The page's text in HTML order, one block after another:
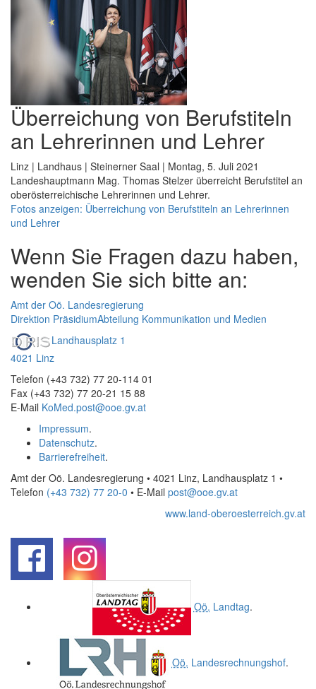
Überreichung von Berufstiteln
an Lehrerinnen und Lehrer
Linz | Landhaus | Steinerner Saal | Montag, 5. Juli 2021
Landeshauptmann Mag. Thomas Stelzer überreicht Berufstitel an
oberösterreichische Lehrerinnen und Lehrer.
Fotos anzeigen: Überreichung von Berufstiteln an Lehrerinnen
und Lehrer
Wenn Sie Fragen dazu haben,
wenden Sie sich bitte an:
Amt der Oö. Landesregierung
Direktion PräsidiumAbteilung Kommunikation und Medien
Landhausplatz 1
4021 Linz
Telefon (+43 732) 77 20-114 01
Fax (+43 732) 77 20-21 15 88
E-Mail KoMed.post@ooe.gv.at
Impressum.
Datenschutz.
Barrierefreiheit.
Amt der Oö. Landesregierung • 4021 Linz, Landhausplatz 1 •
Telefon (+43 732) 77 20-0 • E-Mail post@ooe.gv.at
www.land-oberoesterreich.gv.at
Oö. Landtag.
Oö. Landesrechnungshof.